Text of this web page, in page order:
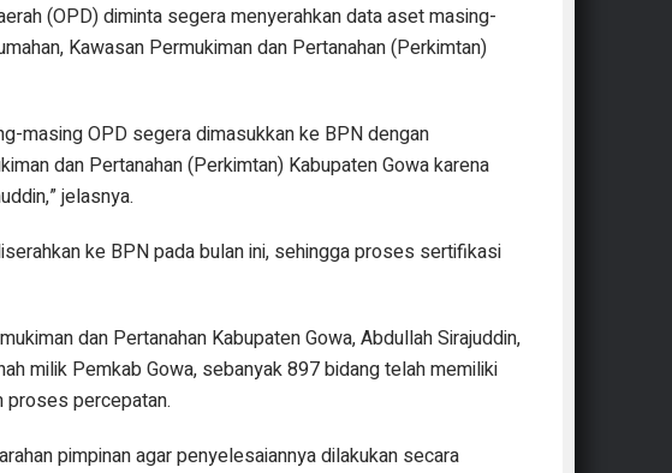
(OPD) diminta segera menyerahkan data aset masing-
Kawasan Permukiman dan Pertanahan (Perkimtan)
masing OPD segera dimasukkan ke BPN dengan
dan Pertanahan (Perkimtan) Kabupaten Gowa karena
jelasnya.
ke BPN pada bulan ini, sehingga proses sertifikasi
dan Pertanahan Kabupaten Gowa, Abdullah Sirajuddin,
milik Pemkab Gowa, sebanyak 897 bidang telah memiliki
proses percepatan.
pimpinan agar penyelesaiannya dilakukan secara